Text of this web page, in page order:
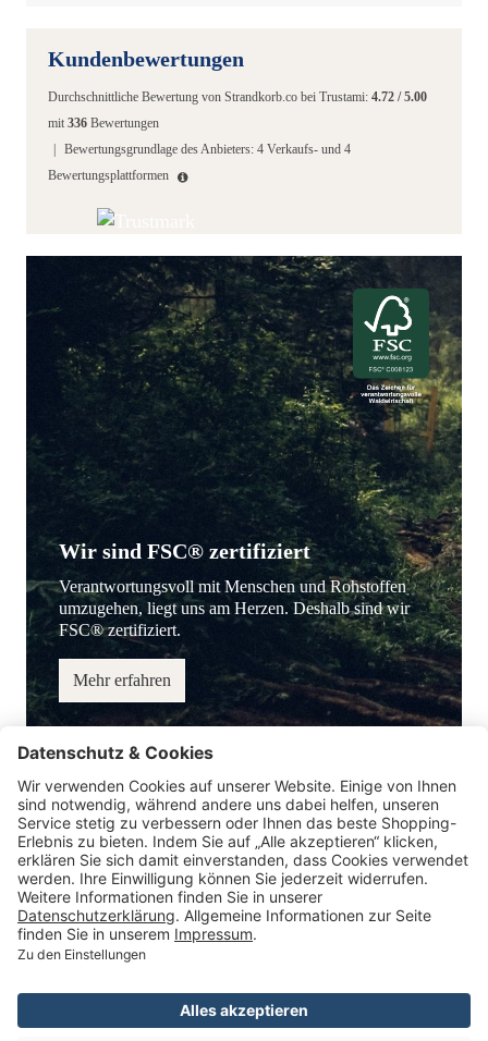
Kundenbewertungen
Durchschnittliche Bewertung von Strandkorb.co bei Trustami: 4.72 /5.00
mit 336 Bewertungen
Bewertungsgrundlage des Anbieters: 4 Verkaufs- und 4
Bewertungsplattformen
Wir sind FSC® zertifiziert
Verantwortungsvoll mit Menschen und Rohstoffen
umzugehen, liegt uns am Herzen. Deshalb sind wir
FSC® zertifiziert.
Mehr erfahren
Service-Hotline
Information
Service
Zahlungsmöglichkeiten
* Alle Preise inkl. gesetzl. Mehrwertsteuer.